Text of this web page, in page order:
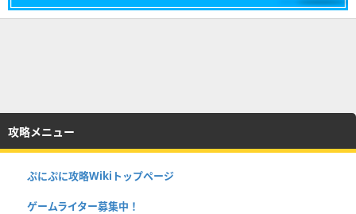
攻略メニュー
ぷにぷに攻略Wikiトップページ
ゲームライター募集中！